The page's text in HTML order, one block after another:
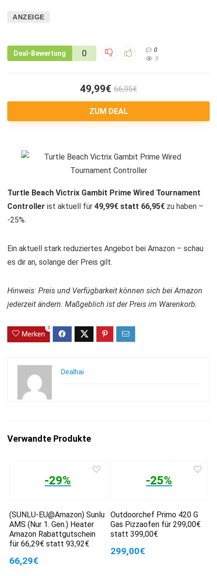
ANZEIGE
Deal-Bewertung 0
0
3
49,99€ 66,95€
ZUM DEAL
Turtle Beach Victrix Gambit Prime Wired Tournament
Controller ist aktuell für 49,99€ statt 66,95€ zu haben –
-25%.
Ein aktuell stark reduziertes Angebot bei Amazon – schau
es dir an, solange der Preis gilt.
Hinweis: Preis und Verfügbarkeit können sich bei Amazon
jederzeit ändern. Maßgeblich ist der Preis im Warenkorb.
Merken
0
Dealhai
Verwandte Produkte
-29%
(SUNLU-EU@Amazon) Sunlu
AMS (Nur 1. Gen.) Heater
Amazon Rabattgutschein
für 66,29€ statt 93,92€
66,29€
-25%
Outdoorchef Primo 420 G
Gas Pizzaofen für 299,00€
statt 399,00€
299,00€